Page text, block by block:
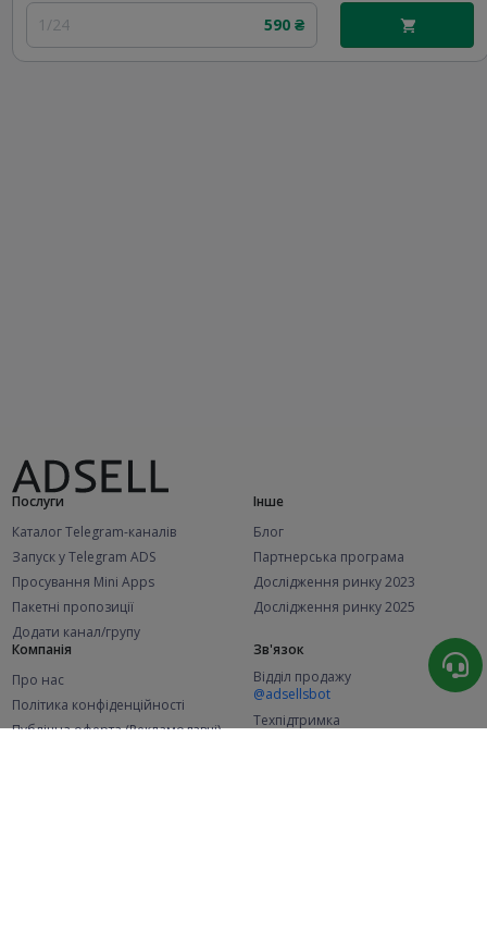
1/24 590 ₴
Послуги
Каталог Telegram-каналів
Запуск у Telegram ADS
Просування Mini Apps
Пакетні пропозиції
Додати канал/групу
Інше
Блог
Партнерська програма
Дослідження ринку 2023
Дослідження ринку 2025
Компанія
Про нас
Політика конфіденційності
Публічна оферта (Рекламодавці)
Зв'язок
Відділ продажу
@adsellsbot
Техпідтримка